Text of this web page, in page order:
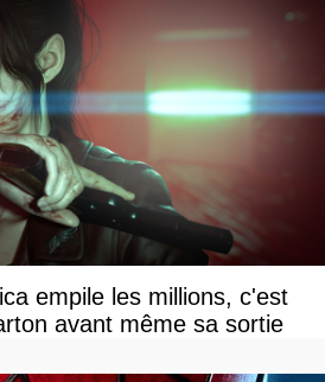
empile les millions, c'est
avant même sa sortie